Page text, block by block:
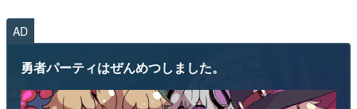
AD
勇者パーティはぜんめつしました。